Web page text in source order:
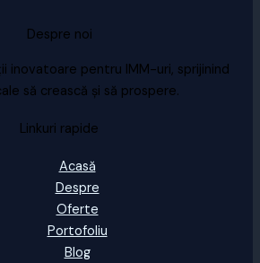
Despre noi
inovatoare pentru IMM-uri, sprijinind
să crească și să prospere.
Linkuri rapide
Acasă
Despre
Oferte
Portofoliu
Blog